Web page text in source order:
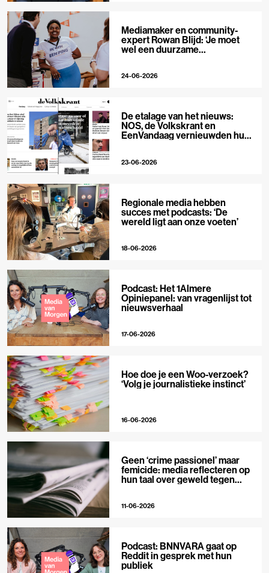
Mediamaker en community-
expert Rowan Blijd: ‘Je moet
wel een duurzame
24-06-2026
De etalage van het nieuws:
NOS, de Volkskrant en
EenVandaag vernieuwden hun
23-06-2026
Regionale media hebben
succes met podcasts: ‘De
wereld ligt aan onze voeten’
18-06-2026
Podcast: Het 1Almere
Opiniepanel: van vragenlijst tot
nieuwsverhaal
17-06-2026
Hoe doe je een Woo-verzoek?
‘Volg je journalistieke instinct’
16-06-2026
Geen ‘crime passionel’ maar
femicide: media reflecteren op
hun taal over geweld tegen
11-06-2026
Podcast: BNNVARA gaat op
Reddit in gesprek met hun
publiek